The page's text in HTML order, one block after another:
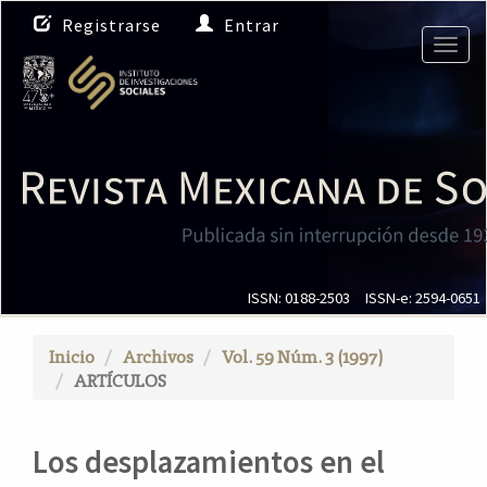
N
a
v
e
g
i
ó
n
c
C
Registrarse Entrar
ISSN: 0188-2503 ISSN-e: 2594-0651
Inicio Archivos
Vol. 59 Núm. 3 (1997)
ARTÍCULOS
Los desplazamientos en el